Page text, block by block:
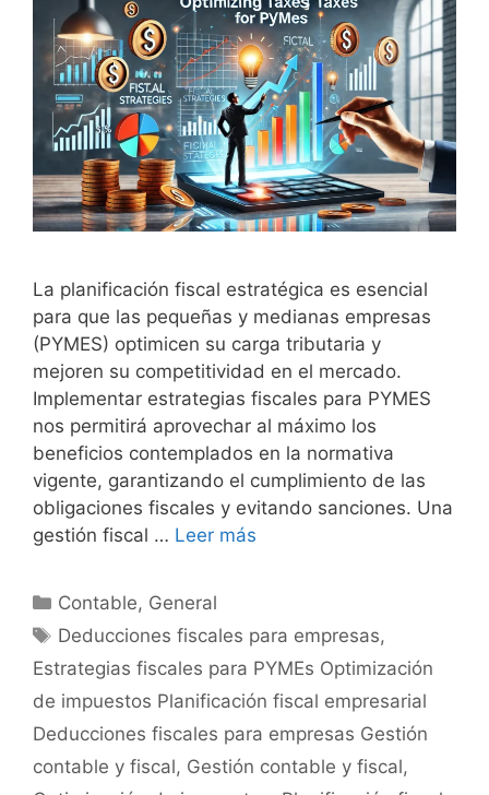
La planificación fiscal estratégica es esencial
para que las pequeñas y medianas empresas
(PYMES) optimicen su carga tributaria y
mejoren su competitividad en el mercado.
Implementar estrategias fiscales para PYMES
nos permitirá aprovechar al máximo los
beneficios contemplados en la normativa
vigente, garantizando el cumplimiento de las
obligaciones fiscales y evitando sanciones. Una
gestión fiscal … Leer más
Categorías
Contable, General
Etiquetas
Deducciones fiscales para empresas,
Estrategias fiscales para PYMEs Optimización
de impuestos Planificación fiscal empresarial
Deducciones fiscales para empresas Gestión
contable y fiscal, Gestión contable y fiscal,